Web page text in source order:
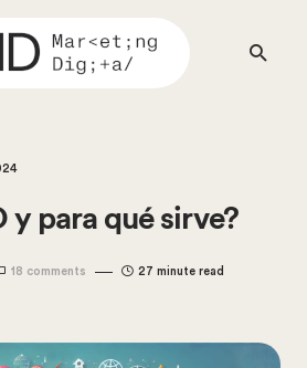
y para qué sirve?
18 comments
27 minute read